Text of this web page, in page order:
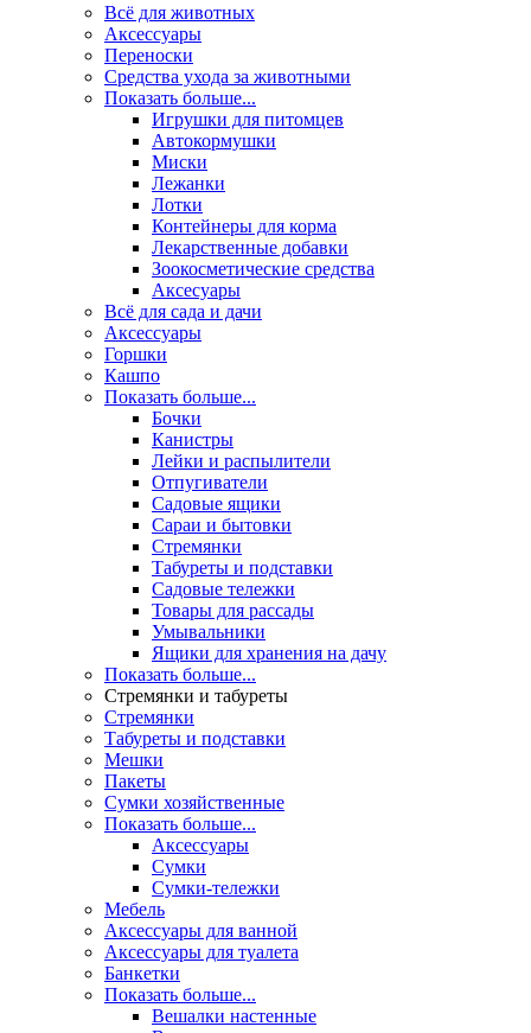
Всё для животных
Аксесcуары
Переноски
Средства ухода за животными
Показать больше...
Игрушки для питомцев
Автокормушки
Миски
Лежанки
Лотки
Контейнеры для корма
Лекарственные добавки
Зоокосметические средства
Аксесуары
Всё для сада и дачи
Аксессуары
Горшки
Кашпо
Показать больше...
Бочки
Канистры
Лейки и распылители
Отпугиватели
Садовые ящики
Сараи и бытовки
Стремянки
Табуреты и подставки
Садовые тележки
Товары для рассады
Умывальники
Ящики для хранения на дачу
Показать больше...
Стремянки и табуреты
Стремянки
Табуреты и подставки
Мешки
Пакеты
Сумки хозяйственные
Показать больше...
Аксессуары
Сумки
Сумки-тележки
Мебель
Аксессуары для ванной
Аксессуары для туалета
Банкетки
Показать больше...
Вешалки настенные